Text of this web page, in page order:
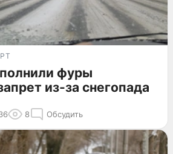
фуры
из-за снегопада
8 Обсудить